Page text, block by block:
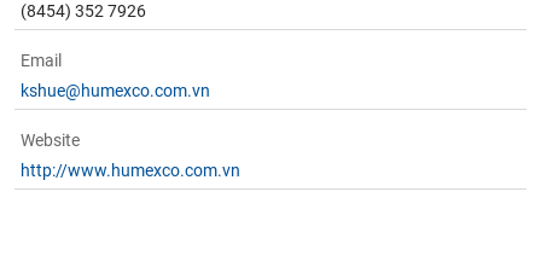
(8454) 352 7926
Email
kshue@humexco.com.vn
Website
http://www.humexco.com.vn
thông
tài
chính